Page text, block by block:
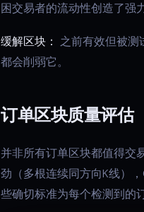
困交易者的流动性创造了强
缓解区块： 之前有效但被
都会削弱它。
订单区块质量评估
并非所有订单区块都值得交
劲（多根连续同方向K线）
些确切标准为每个检测到的